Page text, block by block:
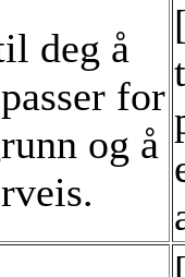
deg å
for
og å